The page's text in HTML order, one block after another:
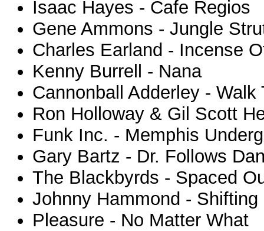
Isaac Hayes - Cafe Regios
Gene Ammons - Jungle
Charles Earland - Incense
Kenny Burrell - Nana
Cannonball Adderley - Walk
Ron Holloway & Gil Scott
Funk Inc. - Memphis
Gary Bartz - Dr. Follows
The Blackbyrds - Spaced
Johnny Hammond - Shifting
Pleasure - No Matter What